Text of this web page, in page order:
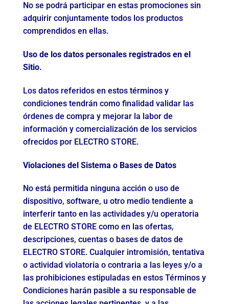
No se podrá participar en estas promociones sin
adquirir conjuntamente todos los productos
comprendidos en ellas.
Uso de los datos personales registrados en el
Sitio.
Los datos referidos en estos términos y
condiciones tendrán como finalidad validar las
órdenes de compra y mejorar la labor de
información y comercialización de los servicios
ofrecidos por ELECTRO STORE.
Violaciones del Sistema o Bases de Datos
No está permitida ninguna acción o uso de
dispositivo, software, u otro medio tendiente a
interferir tanto en las actividades y/u operatoria
de ELECTRO STORE como en las ofertas,
descripciones, cuentas o bases de datos de
ELECTRO STORE. Cualquier intromisión, tentativa
o actividad violatoria o contraria a las leyes y/o a
las prohibiciones estipuladas en estos Términos y
Condiciones harán pasible a su responsable de